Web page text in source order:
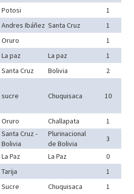
Potosi
1
Andres Ibáñez Santa Cruz
1
Oruro
1
La paz La paz
1
Santa Cruz Bolivia
2
sucre Chuquisaca 10
Oruro Challapata
1
Santa Cruz -
Bolivia
Plurinacional
de Bolivia
3
La Paz La Paz
0
Tarija
1
Sucre Chuquisaca
1